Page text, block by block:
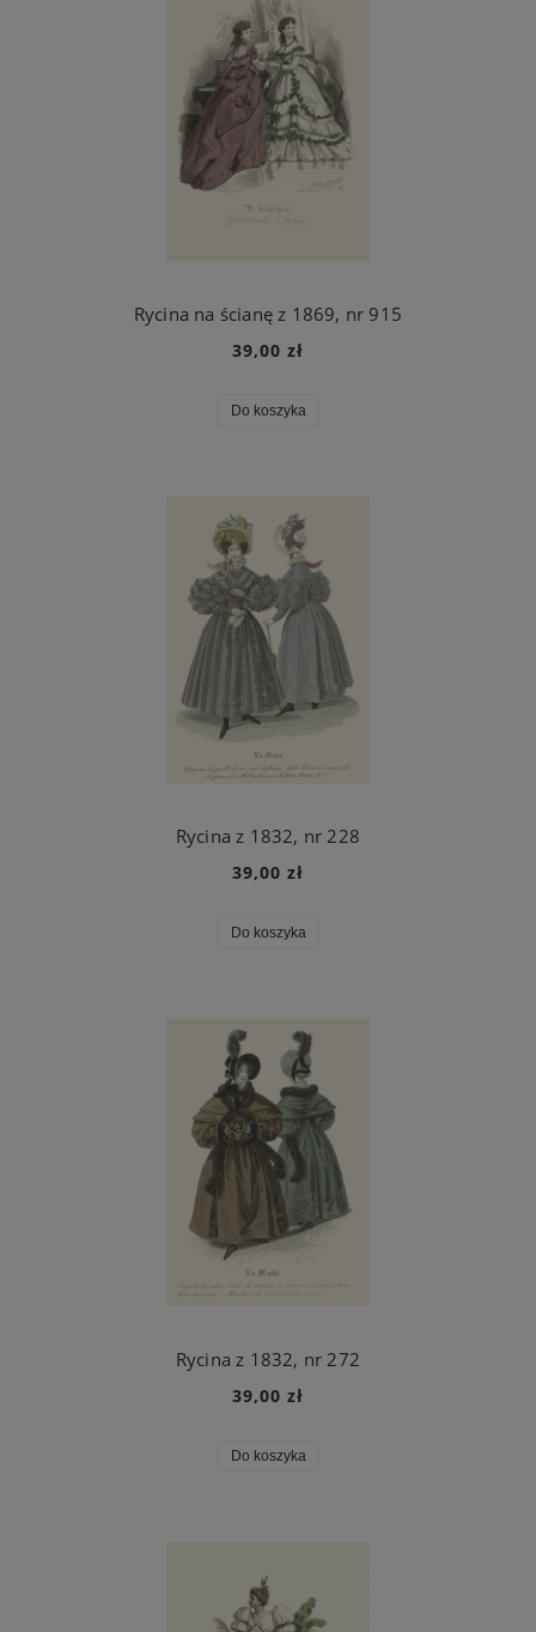
Rycina na ścianę z 1869, nr 915
39,00 zł
Do koszyka
Rycina z 1832, nr 228
39,00 zł
Do koszyka
Rycina z 1832, nr 272
39,00 zł
Do koszyka